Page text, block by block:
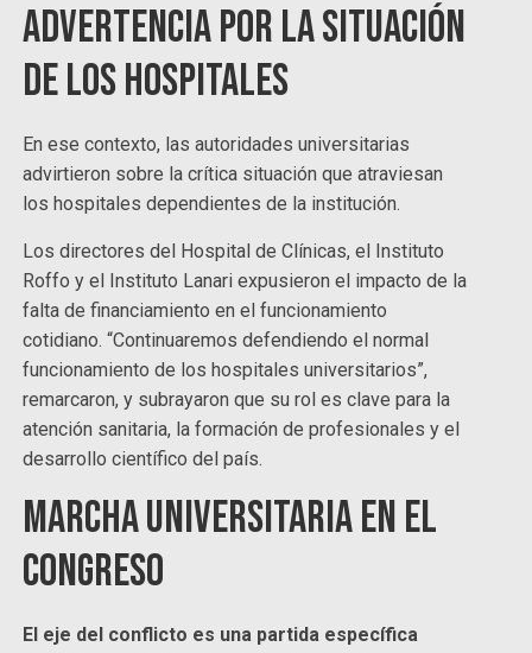
Advertencia por la situación
de los hospitales
En ese contexto, las autoridades universitarias
advirtieron sobre la crítica situación que atraviesan
los hospitales dependientes de la institución.
Los directores del Hospital de Clínicas, el Instituto
Roffo y el Instituto Lanari expusieron el impacto de la
falta de financiamiento en el funcionamiento
cotidiano. “Continuaremos defendiendo el normal
funcionamiento de los hospitales universitarios”,
remarcaron, y subrayaron que su rol es clave para la
atención sanitaria, la formación de profesionales y el
desarrollo científico del país.
Marcha universitaria en el
congreso
El eje del conflicto es una partida específica